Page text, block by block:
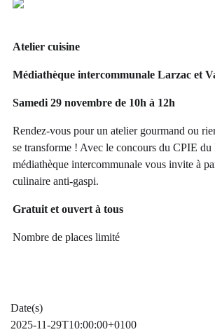
Atelier cuisine
Médiathèque intercommunale Larzac et
Samedi 29 novembre de 10h à 12h
Rendez-vous pour un atelier gourmand ou
se transforme ! Avec le concours du CPIE du
médiathèque intercommunale vous invite à
culinaire anti-gaspi.
Gratuit et ouvert à tous
Nombre de places limité
Date(s)
2025-11-29T10:00:00+0100